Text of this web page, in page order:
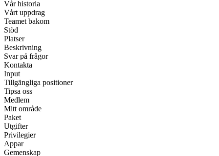
Vår historia
Vårt uppdrag
Teamet bakom
Stöd
Platser
Beskrivning
Svar på frågor
Kontakta
Input
Tillgängliga positioner
Tipsa oss
Medlem
Mitt område
Paket
Utgifter
Privilegier
Appar
Gemenskap